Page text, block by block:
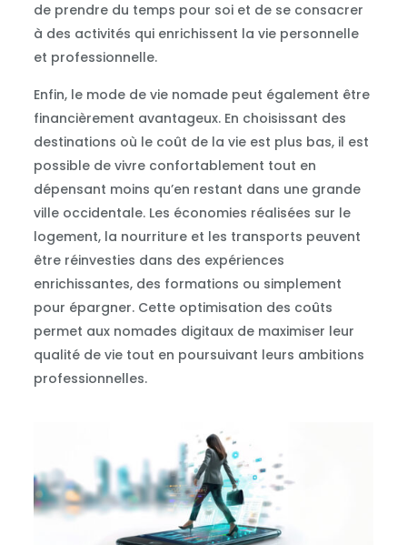
de prendre du temps pour soi et de se consacrer
à des activités qui enrichissent la vie personnelle
et professionnelle.
Enfin, le mode de vie nomade peut également être
financièrement avantageux. En choisissant des
destinations où le coût de la vie est plus bas, il est
possible de vivre confortablement tout en
dépensant moins qu’en restant dans une grande
ville occidentale. Les économies réalisées sur le
logement, la nourriture et les transports peuvent
être réinvesties dans des expériences
enrichissantes, des formations ou simplement
pour épargner. Cette optimisation des coûts
permet aux nomades digitaux de maximiser leur
qualité de vie tout en poursuivant leurs ambitions
professionnelles.